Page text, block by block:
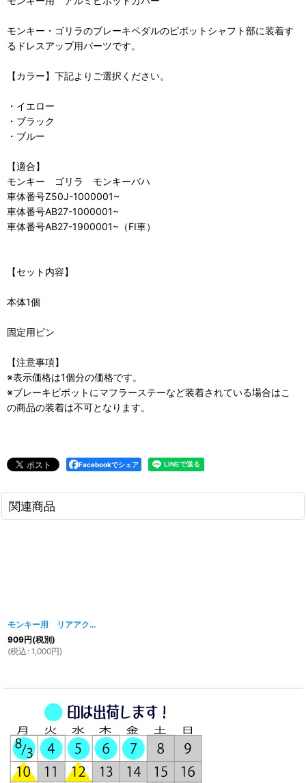
モンキー・ゴリラのブレーキペダルのピボットシャフト部に装着す
るドレスアップ用パーツです。
【カラー】下記よりご選択ください。
・イエロー
・ブラック
・ブルー
【適合】
モンキー ゴリラ モンキーバハ
車体番号Z50J-1000001~
車体番号AB27-1000001~
車体番号AB27-1900001~（FI車）
【セット内容】
本体1個
固定用ピン
【注意事項】
※表示価格は1個分の価格です。
※ブレーキピボットにマフラーステーなど装着されている場合はこ
の商品の装着は不可となります。
Facebookでシェア
関連商品
モンキー用 リアアクスルシャフト
909円(税別)
(税込 : 1,000円)